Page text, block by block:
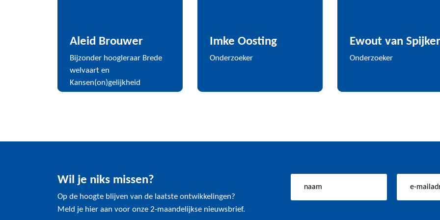
Aleid Brouwer
Bijzonder hoogleraar Brede
welvaart en
Kansen(on)gelijkheid
Imke Oosting
Onderzoeker
Ewout van Spijker
Onderzoeker
Wil je niks missen?
Op de hoogte blijven van de laatste ontwikkelingen?
Meld je hier aan voor onze 2-maandelijkse nieuwsbrief.